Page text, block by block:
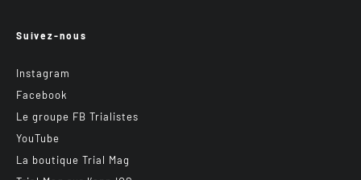
Suivez-nous
Instagram
Facebook
Le groupe FB Trialistes
YouTube
La boutique Trial Mag